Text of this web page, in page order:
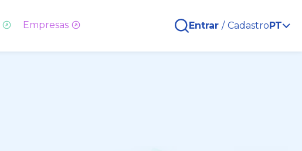
Empresas Entrar / CadastroPT